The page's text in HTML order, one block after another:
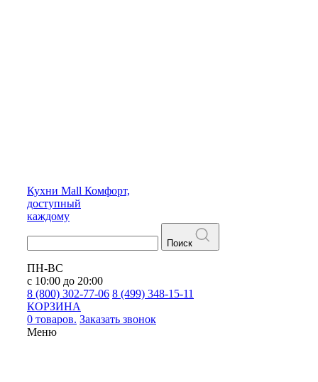
Кухни Mall Комфорт,
доступный
каждому
Поиск
ПН-ВС
с 10:00 до 20:00
8 (800) 302-77-06 8 (499) 348-15-11
КОРЗИНА
0 товаров. Заказать звонок
Меню